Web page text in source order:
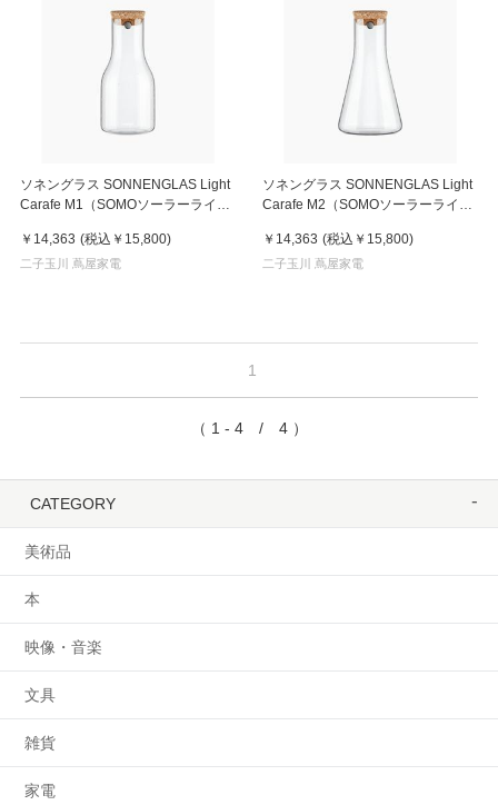
ソネングラス SONNENGLAS Light
Carafe M1（SOMOソーラーライト
￥14,363 (税込 ￥15,800)
二子玉川 蔦屋家電
ソネングラス SONNENGLAS Light
Carafe M2（SOMOソーラーライト
￥14,363 (税込 ￥15,800)
二子玉川 蔦屋家電
1
（ 1 - 4 / 4 ）
CATEGORY
美術品
本
映像・音楽
文具
雑貨
家電